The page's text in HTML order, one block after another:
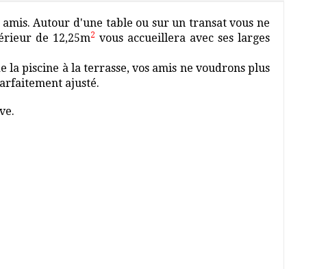
Autour d'une table ou sur un transat vous ne
de 12,25m2 vous accueillera avec ses larges
la piscine à la terrasse, vos amis ne voudrons plus
ajusté.